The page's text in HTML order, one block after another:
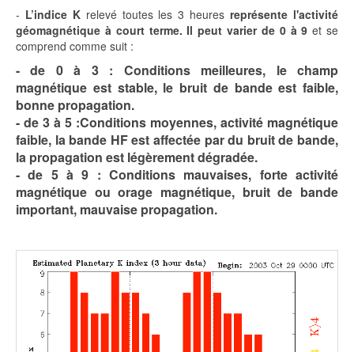
- L’indice Krelevé toutes les 3 heures représente l'activité
géomagnétique à court terme. Il peut varier de 0 à 9 et se
comprend comme suit :
- de 0 à 3 : Conditions meilleures, le champ
magnétique est stable, le bruit de bande est faible,
bonne propagation.
- de 3 à 5 :Conditions moyennes, activité magnétique
faible, la bande HF est affectée par du bruit de bande,
la propagation est légèrement dégradée.
- de 5 à 9 : Conditions mauvaises, forte activité
magnétique ou orage magnétique, bruit de bande
important, mauvaise propagation.